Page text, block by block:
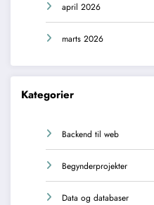
april 2026
marts 2026
Kategorier
Backend til web
Begynderprojekter
Data og databaser